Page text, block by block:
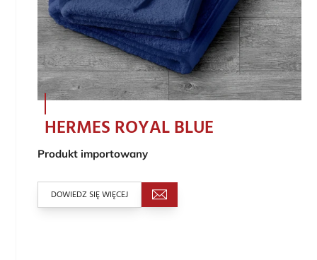
HERMES ROYAL BLUE
Produkt importowany
DOWIEDZ SIĘ WIĘCEJ